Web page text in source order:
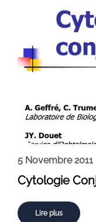
5 Novembre 2011
Cytologie
Lire plus